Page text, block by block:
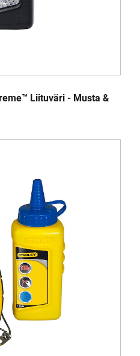
Liituväri - Musta &